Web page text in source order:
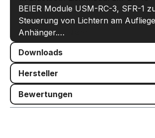
BEIER Module USM-RC-3, SFR-1
Steuerung von Lichtern am
Anhänger.…
Downloads
Hersteller
Bewertungen